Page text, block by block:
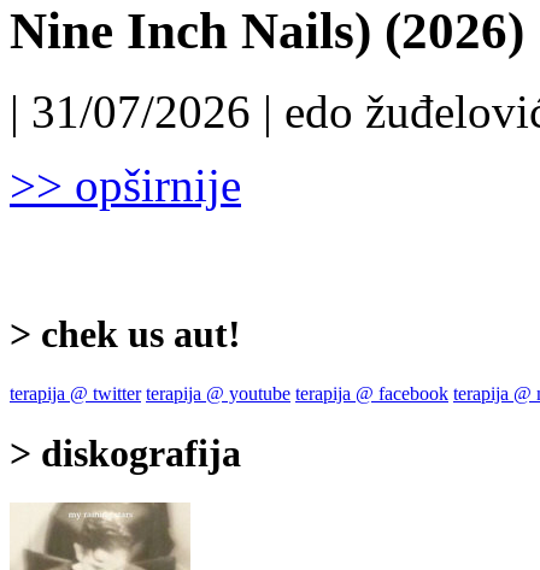
Nine Inch Nails) (2026)
| 31/07/2026 | edo
>> opširnije
> chek us aut!
terapija @ twitter terapija @ youtube terapija @ facebook terapija @
> diskografija